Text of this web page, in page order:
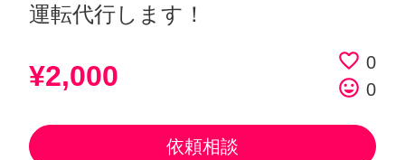
運転代行します！
¥2,000 favorite_border 0
tag_faces 0
依頼相談